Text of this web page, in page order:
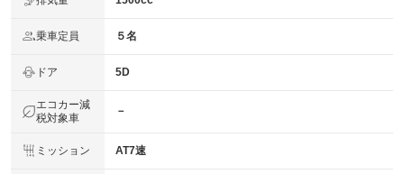
乗車定員 ５名
ドア 5D
エコカー減
税対象車
－
ミッション AT7速